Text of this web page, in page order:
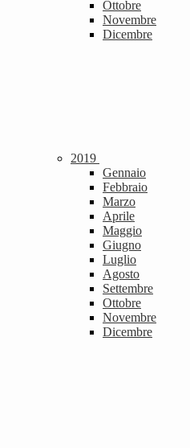
Ottobre
Novembre
Dicembre
2019
Gennaio
Febbraio
Marzo
Aprile
Maggio
Giugno
Luglio
Agosto
Settembre
Ottobre
Novembre
Dicembre